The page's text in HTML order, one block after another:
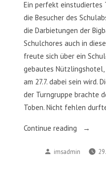
Ein perfekt einstudiertes
die Besucher des
die Darbietungen der
Schulchores auch in
freute sich über ein
gebautes Nützlingshotel,
am 27.7. dabei sein wird.
der Turngruppe brachte
Toben. Nicht fehlen
Continue reading
Posted
imsadmin